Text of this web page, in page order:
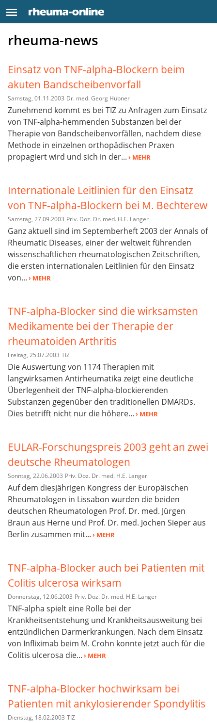
rheuma-news
Einsatz von TNF-alpha-Blockern beim
akuten Bandscheibenvorfall
Samstag, 01.11.2003 Dr. med. Georg Hübner
Zunehmend kommt es bei TIZ zu Anfragen zum Einsatz
von TNF-alpha-hemmenden Substanzen bei der
Therapie von Bandscheibenvorfällen, nachdem diese
Methode in einzelnen orthopädischen Praxen
propagiert wird und sich in der... › MEHR
Internationale Leitlinien für den Einsatz
von TNF-alpha-Blockern bei M. Bechterew
Samstag, 27.09.2003 Priv. Doz. Dr. med. H.E. Langer
Ganz aktuell sind im Septemberheft 2003 der Annals of
Rheumatic Diseases, einer der weltweit führenden
wissenschaftlichen rheumatologischen Zeitschriften,
die ersten internationalen Leitlinien für den Einsatz
von... › MEHR
TNF-alpha-Blocker sind die wirksamsten
Medikamente bei der Therapie der
rheumatoiden Arthritis
Freitag, 25.07.2003 TIZ
Die Auswertung von 1174 Therapien mit
langwirksamen Antirheumatika zeigt eine deutliche
Überlegenheit der TNF-alpha-blockierenden
Substanzen gegenüber den traditionellen DMARDs.
Dies betrifft nicht nur die höhere... › MEHR
EULAR-Forschungspreis 2003 geht an zwei
deutsche Rheumatologen
Sonntag, 22.06.2003 Priv. Doz. Dr. med. H.E. Langer
Auf dem diesjährigen Kongress der Europäischen
Rheumatologen in Lissabon wurden die beiden
deutschen Rheumatologen Prof. Dr. med. Jürgen
Braun aus Herne und Prof. Dr. med. Jochen Sieper aus
Berlin zusammen mit... › MEHR
TNF-alpha-Blocker auch bei Patienten mit
Colitis ulcerosa wirksam
Donnerstag, 12.06.2003 Priv. Doz. Dr. med. H.E. Langer
TNF-alpha spielt eine Rolle bei der
Krankheitsentstehung und Krankheitsausweitung bei
entzündlichen Darmerkrankungen. Nach dem Einsatz
von Infliximab beim M. Crohn konnte jetzt auch für die
Colitis ulcerosa die... › MEHR
TNF-alpha-Blocker hochwirksam bei
Patienten mit ankylosierender Spondylitis
Dienstag, 18.02.2003 TIZ